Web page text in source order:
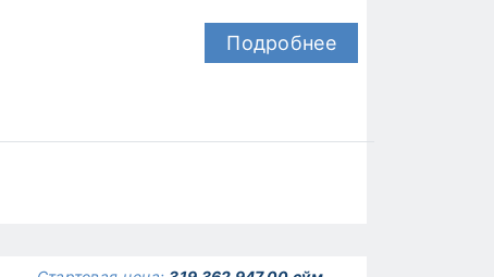
Подробнее